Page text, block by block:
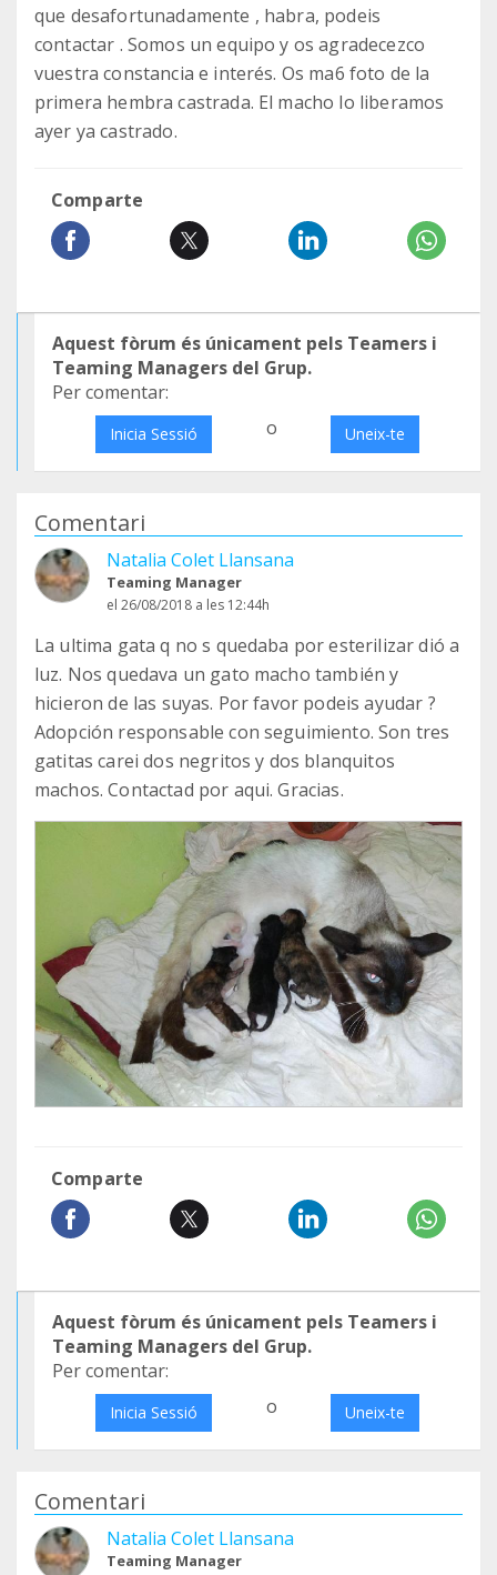
que desafortunadamente , habra, podeis
contactar . Somos un equipo y os agradecezco
vuestra constancia e interés. Os ma6 foto de la
primera hembra castrada. El macho lo liberamos
ayer ya castrado.
Comparte
Aquest fòrum és únicament pels Teamers i
Teaming Managers del Grup.
Per comentar:
Inicia Sessió o Uneix-te
Comentari
Natalia Colet Llansana
Teaming Manager
el 26/08/2018 a les 12:44h
La ultima gata q no s quedaba por esterilizar dió a
luz. Nos quedava un gato macho también y
hicieron de las suyas. Por favor podeis ayudar ?
Adopción responsable con seguimiento. Son tres
gatitas carei dos negritos y dos blanquitos
machos. Contactad por aqui. Gracias.
Comparte
Aquest fòrum és únicament pels Teamers i
Teaming Managers del Grup.
Per comentar:
Inicia Sessió o Uneix-te
Comentari
Natalia Colet Llansana
Teaming Manager